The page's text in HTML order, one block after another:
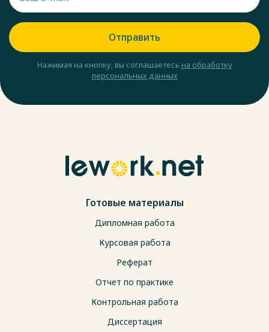
Отправить
Нажимая на кнопку, вы соглашаетесь на обработку
персональных данных
Готовые материалы
Дипломная работа
Курсовая работа
Реферат
Отчет по практике
Контрольная работа
Диссертация